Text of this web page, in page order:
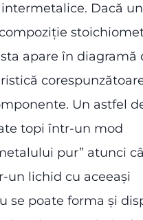
Dacă un
apare în diagramă
Un astfel
topi într-un mod
pur” atunci
un lichid cu aceeași
se poate forma și